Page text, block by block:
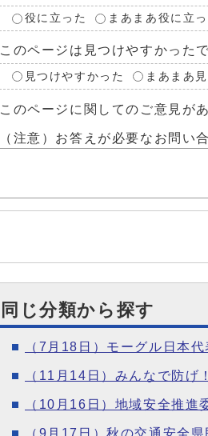
役に立った まあまあ役に立っ
このページは見つけやすかった
見つけやすかった まあまあ
このページに関してのご意見が
（注意）お答えが必要なお問い
同じ分類から探す
（7月18日）モーグル日本
（11月14日）みんなで防
（10月16日）地域安全推進
（9月17日）秋の交通安全